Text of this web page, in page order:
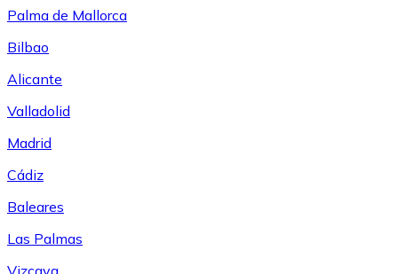
Palma de Mallorca
Bilbao
Alicante
Valladolid
Madrid
Cádiz
Baleares
Las Palmas